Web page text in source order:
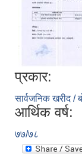
प्रकार:
सार्वजनिक खरीद /
आर्थिक वर्ष:
७७/७८